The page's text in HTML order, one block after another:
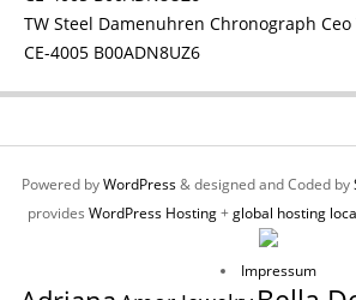
TW Steel Damenuhren Chronograph
CE-4005 B00ADN8UZ6
Powered byWordPress& designed and Coded by
provides WordPress Hosting+global hosting
Impressum